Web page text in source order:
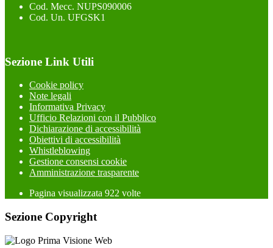
Cod. Mecc. NUPS090006
Cod. Un. UFGSK1
Sezione Link Utili
Cookie policy
Note legali
Informativa Privacy
Ufficio Relazioni con il Pubblico
Dichiarazione di accessibilità
Obiettivi di accessibilità
Whistleblowing
Gestione consensi cookie
Amministrazione trasparente
Pagina visualizzata 922 volte
Sezione Copyright